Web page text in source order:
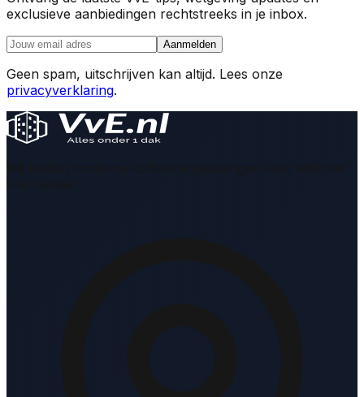
exclusieve aanbiedingen rechtstreeks in je inbox.
Aanmelden
Geen spam, uitschrijven kan altijd. Lees onze
privacyverklaring.